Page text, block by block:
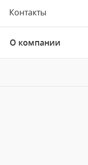
Контакты
О компании